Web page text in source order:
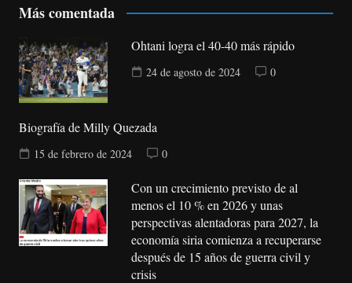
Más comentada
Ohtani logra el 40-40 más rápido
24 de agosto de 2024 0
Biografía de Milly Quezada
15 de febrero de 2024 0
Con un crecimiento previsto de al
menos el 10 % en 2026 y unas
perspectivas alentadoras para 2027, la
economía siria comienza a recuperarse
después de 15 años de guerra civil y
crisis